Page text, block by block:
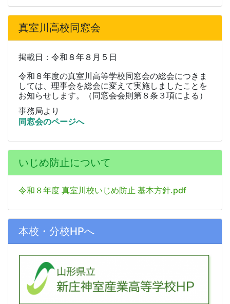
真室川高校同窓会
掲載日：令和８年８月５日
令和８年度の真室川高等学校同窓会の総会につきま
しては、理事会を総会に変えて実施しましたことを
お知らせします。（同窓会会則第８条３項による）
事務局より
同窓会のページへ
いじめ防止について
令和８年度 真室川校いじめ防止 基本方針.pdf
本校・分校HPへ